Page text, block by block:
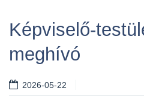
Képviselő-
meghívó
2026-05-22